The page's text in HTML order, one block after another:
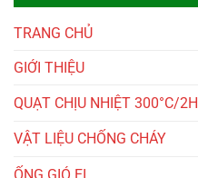
TRANG CHỦ
GIỚI THIỆU
QUẠT CHỊU NHIỆT 300°C/2H
VẬT LIỆU CHỐNG CHÁY